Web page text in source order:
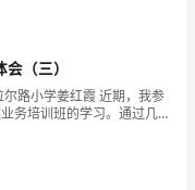
（三）
路小学姜红霞 近期，我参
务培训班的学习。通过几
解了档案与档案工作在国
作用